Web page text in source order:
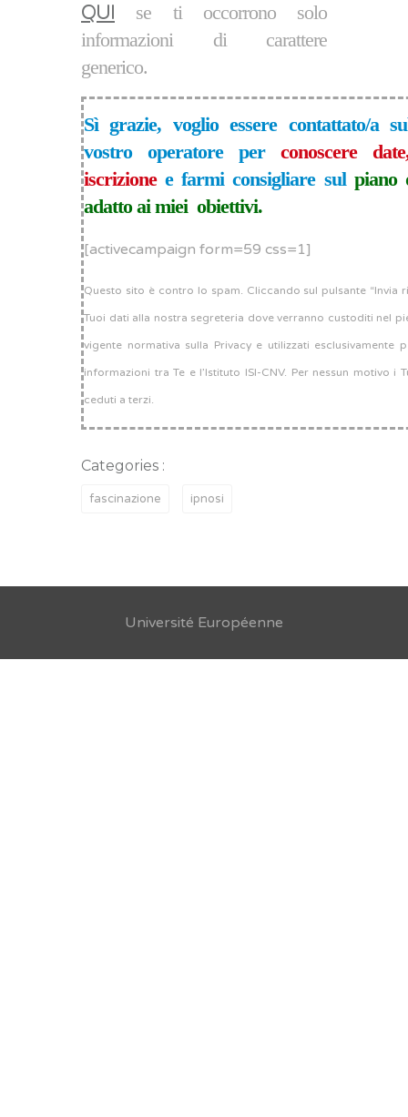
QUI se ti occorrono solo
informazioni di carattere
generico.
Sì grazie, voglio essere contattato/a
vostro operatore per conoscere
iscrizionee farmi consigliare sul piano
adatto ai miei obiettivi.
[activecampaign form=59 css=1]
Questo sito è contro lo spam. Cliccando sul pulsante “Invia
Tuoi dati alla nostra segreteria dove verranno custoditi nel
vigente normativa sulla Privacy e utilizzati esclusivamente
informazioni tra Te e l’Istituto ISI-CNV. Per nessun motivo i
ceduti a terzi.
Categories :
fascinazione ipnosi
Université Européenne